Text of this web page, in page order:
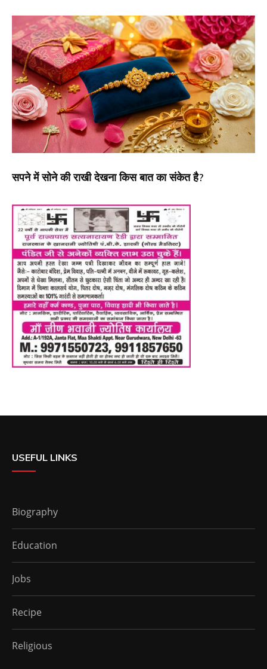
सपने में सोने की राखी देखना किस बात का संकेत है?
USEFUL LINKS
Biography
Education
Jobs
Recipe
Religious